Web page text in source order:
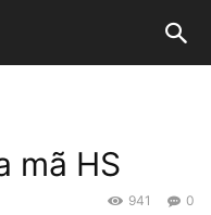
mã HS
0
941